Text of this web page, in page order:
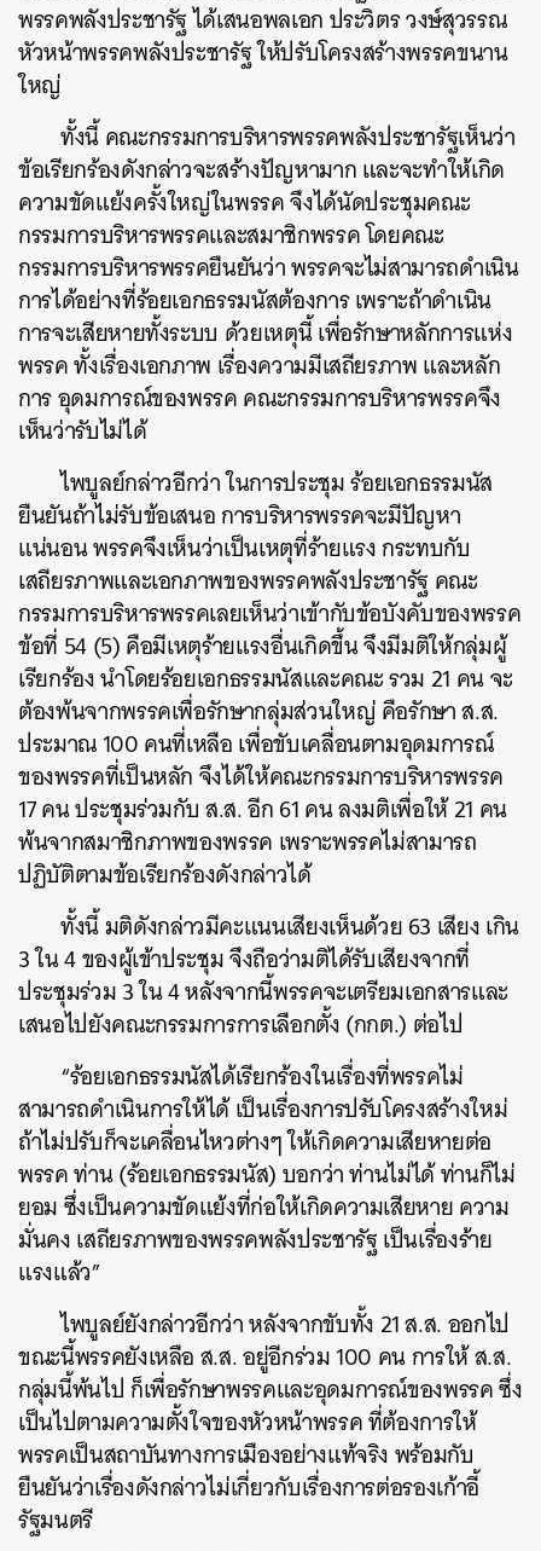
พรรคพลังประชารัฐ ได้เสนอพลเอก ประวิตร วงษ์สุวรรณ
หัวหน้าพรรคพลังประชารัฐ ให้ปรับโครงสร้างพรรคขนาน
ใหญ่
ทั้งนี้ คณะกรรมการบริหารพรรคพลังประชารัฐเห็นว่า
ข้อเรียกร้องดังกล่าวจะสร้างปัญหามาก และจะทำให้เกิด
ความขัดแย้งครั้งใหญ่ในพรรค จึงได้นัดประชุมคณะ
กรรมการบริหารพรรคและสมาชิกพรรค โดยคณะ
กรรมการบริหารพรรคยืนยันว่า พรรคจะไม่สามารถดำเนิน
การได้อย่างที่ร้อยเอกธรรมนัสต้องการ เพราะถ้าดำเนิน
การจะเสียหายทั้งระบบ ด้วยเหตุนี้ เพื่อรักษาหลักการแห่ง
พรรค ทั้งเรื่องเอกภาพ เรื่องความมีเสถียรภาพ และหลัก
การ อุดมการณ์ของพรรค คณะกรรมการบริหารพรรคจึง
เห็นว่ารับไม่ได้
ไพบูลย์กล่าวอีกว่า ในการประชุม ร้อยเอกธรรมนัส
ยืนยันถ้าไม่รับข้อเสนอ การบริหารพรรคจะมีปัญหา
แน่นอน พรรคจึงเห็นว่าเป็นเหตุที่ร้ายแรง กระทบกับ
เสถียรภาพและเอกภาพของพรรคพลังประชารัฐ คณะ
กรรมการบริหารพรรคเลยเห็นว่าเข้ากับข้อบังคับของพรรค
ข้อที่ 54 (5) คือมีเหตุร้ายแรงอื่นเกิดขึ้น จึงมีมติให้กลุ่มผู้
เรียกร้อง นำโดยร้อยเอกธรรมนัสและคณะ รวม 21 คน จะ
ต้องพ้นจากพรรคเพื่อรักษากลุ่มส่วนใหญ่ คือรักษา ส.ส.
ประมาณ 100 คนที่เหลือ เพื่อขับเคลื่อนตามอุดมการณ์
ของพรรคที่เป็นหลัก จึงได้ให้คณะกรรมการบริหารพรรค
17 คน ประชุมร่วมกับ ส.ส. อีก 61 คน ลงมติเพื่อให้ 21 คน
พ้นจากสมาชิกภาพของพรรค เพราะพรรคไม่สามารถ
ปฏิบัติตามข้อเรียกร้องดังกล่าวได้
ทั้งนี้ มติดังกล่าวมีคะแนนเสียงเห็นด้วย 63 เสียง เกิน
3 ใน 4 ของผู้เข้าประชุม จึงถือว่ามติได้รับเสียงจากที่
ประชุมร่วม 3 ใน 4 หลังจากนี้พรรคจะเตรียมเอกสารและ
เสนอไปยังคณะกรรมการการเลือกตั้ง (กกต.) ต่อไป
“ร้อยเอกธรรมนัสได้เรียกร้องในเรื่องที่พรรคไม่
สามารถดำเนินการให้ได้ เป็นเรื่องการปรับโครงสร้างใหม่
ถ้าไม่ปรับก็จะเคลื่อนไหวต่างๆ ให้เกิดความเสียหายต่อ
พรรค ท่าน (ร้อยเอกธรรมนัส) บอกว่า ท่านไม่ได้ ท่านก็ไม่
ยอม ซึ่งเป็นความขัดแย้งที่ก่อให้เกิดความเสียหาย ความ
มั่นคง เสถียรภาพของพรรคพลังประชารัฐ เป็นเรื่องร้าย
แรงแล้ว”
ไพบูลย์ยังกล่าวอีกว่า หลังจากขับทั้ง 21 ส.ส. ออกไป
ขณะนี้พรรคยังเหลือ ส.ส. อยู่อีกร่วม 100 คน การให้ ส.ส.
กลุ่มนี้พ้นไป ก็เพื่อรักษาพรรคและอุดมการณ์ของพรรค ซึ่ง
เป็นไปตามความตั้งใจของหัวหน้าพรรค ที่ต้องการให้
พรรคเป็นสถาบันทางการเมืองอย่างแท้จริง พร้อมกับ
ยืนยันว่าเรื่องดังกล่าวไม่เกี่ยวกับเรื่องการต่อรองเก้าอี้
รัฐมนตรี
ค้นหา
SHARE TWEET LINE EMAIL